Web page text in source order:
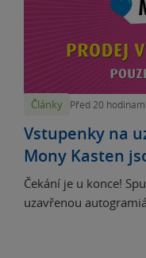
Články Před 20 hodinami
Vstupenky na
Mony Kasten
Čekání je u konce!
uzavřenou